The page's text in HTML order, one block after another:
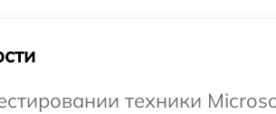
техники